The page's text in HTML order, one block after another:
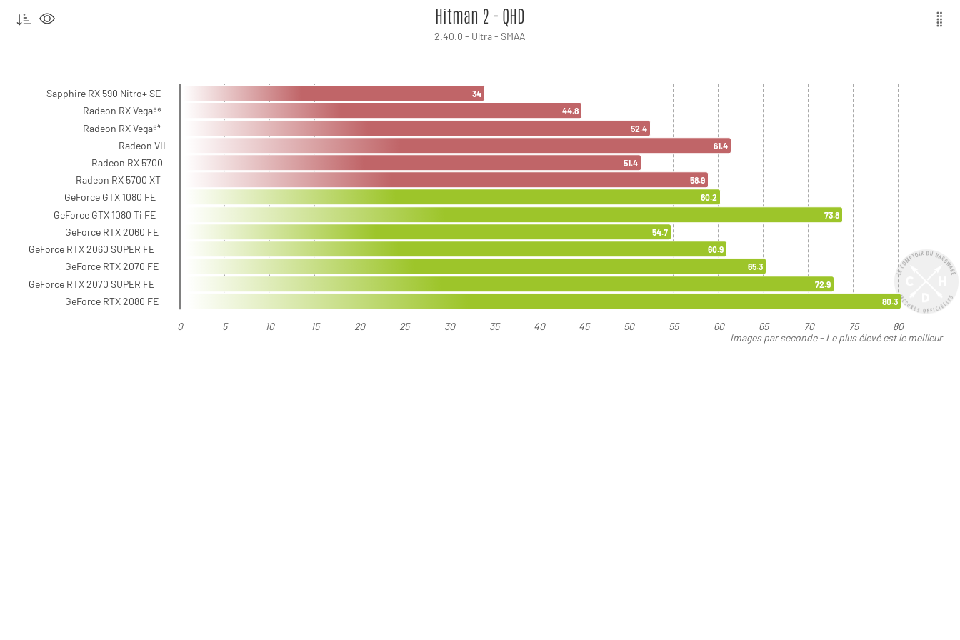
Images par seconde - Le plus élevé est le meilleur
Hitman 2 - QHD
2.40.0 - Ultra - SMAA
0 5 10 15 20 25 30 35 40 45 50 55 60 65 70 75 80
Sapphire RX 590 Nitro+ SE
Radeon RX Vega⁵⁶
Radeon RX Vega⁶⁴
Radeon VII
Radeon RX 5700
Radeon RX 5700 XT
GeForce GTX 1080 FE
GeForce GTX 1080 Ti FE
GeForce RTX 2060 FE
GeForce RTX 2060 SUPER FE
GeForce RTX 2070 FE
GeForce RTX 2070 SUPER FE
GeForce RTX 2080 FE
34
44.8
52.4
61.4
51.4
58.9
60.2
73.8
54.7
60.9
65.3
72.9
80.3